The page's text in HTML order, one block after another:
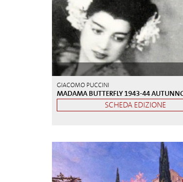
GIACOMO PUCCINI
MADAMA BUTTERFLY 1943-44
SCHEDA EDIZIONE